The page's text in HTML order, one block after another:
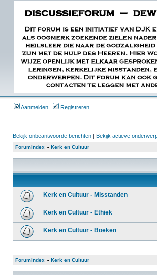
Aanmelden Registreren
Bekijk onbeantwoorde berichten | Bekijk actieve
Forumindex » Kerk en Cultuur
Kerk en Cultuur - Misstanden
Kerk en Cultuur - Ethiek
Kerk en Cultuur - Boeken
Forumindex » Kerk en Cultuur